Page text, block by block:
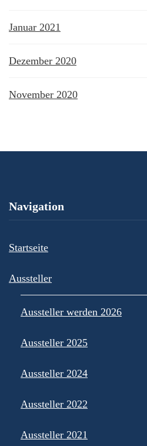
Januar 2021
Dezember 2020
November 2020
Navigation
Startseite
Aussteller
Aussteller werden 2026
Aussteller 2025
Aussteller 2024
Aussteller 2022
Aussteller 2021